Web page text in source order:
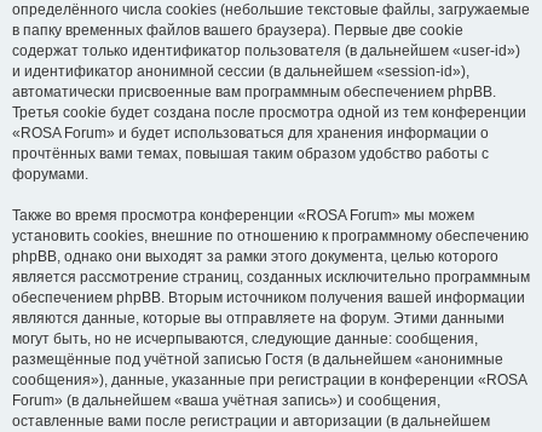
определённого числа cookies (небольшие текстовые файлы, загружаемые
в папку временных файлов вашего браузера). Первые две cookie
содержат только идентификатор пользователя (в дальнейшем «user-id»)
и идентификатор анонимной сессии (в дальнейшем «session-id»),
автоматически присвоенные вам программным обеспечением phpBB.
Третья cookie будет создана после просмотра одной из тем конференции
«ROSA Forum» и будет использоваться для хранения информации о
прочтённых вами темах, повышая таким образом удобство работы с
форумами.
Также во время просмотра конференции «ROSA Forum» мы можем
установить cookies, внешние по отношению к программному обеспечению
phpBB, однако они выходят за рамки этого документа, целью которого
является рассмотрение страниц, созданных исключительно программным
обеспечением phpBB. Вторым источником получения вашей информации
являются данные, которые вы отправляете на форум. Этими данными
могут быть, но не исчерпываются, следующие данные: сообщения,
размещённые под учётной записью Гостя (в дальнейшем «анонимные
сообщения»), данные, указанные при регистрации в конференции «ROSA
Forum» (в дальнейшем «ваша учётная запись») и сообщения,
оставленные вами после регистрации и авторизации (в дальнейшем